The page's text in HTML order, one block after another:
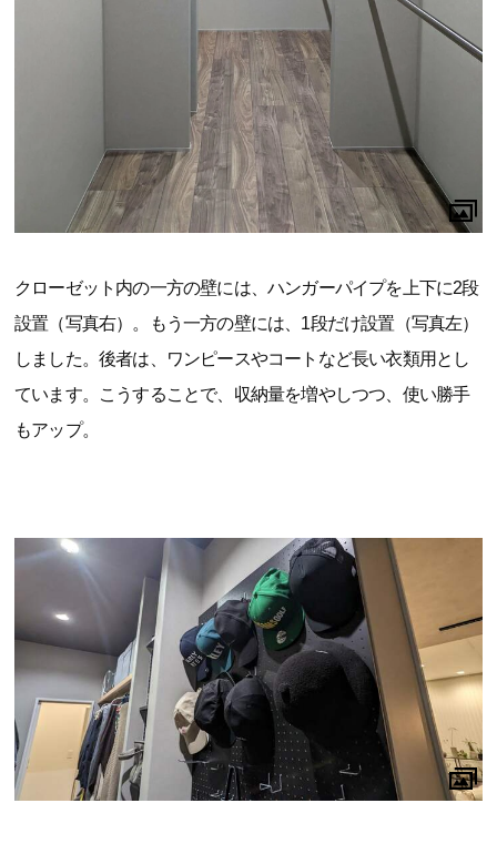
クローゼット内の一方の壁には、ハンガーパイプを上下に2段
設置（写真右）。もう一方の壁には、1段だけ設置（写真左）
しました。後者は、ワンピースやコートなど長い衣類用とし
ています。こうすることで、収納量を増やしつつ、使い勝手
もアップ。